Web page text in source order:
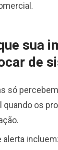
sua
de
só
quando os
alerta incluem: